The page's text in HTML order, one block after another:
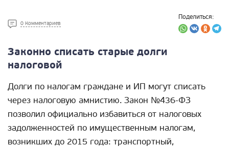
0 Комментариев
Поделиться:
Законно списать старые долги
налоговой
Долги по налогам граждане и ИП могут списать
через налоговую амнистию. Закон №436-ФЗ
позволил официально избавиться от налоговых
задолженностей по имущественным налогам,
возникших до 2015 года: транспортный,